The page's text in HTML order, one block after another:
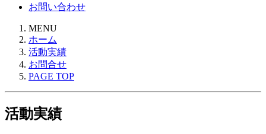
お問い合わせ
MENU
ホーム
活動実績
お問合せ
PAGE TOP
活動実績